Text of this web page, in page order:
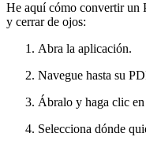
He aquí cómo convertir un
y cerrar de ojos:
Abra la aplicación.
Navegue hasta su
Ábralo y haga clic en
Selecciona dónde